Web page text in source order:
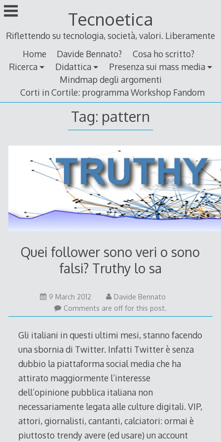
Skip
to
Tecnoetica
Riflettendo su tecnologia, società, valori. Liberamente
Home
Davide Bennato?
Cosa ho scritto?
Ricerca
Didattica
Presenza sui mass media
Mindmap degli argomenti
Corti in Cortile: programma Workshop Fandom
Tag: pattern
Quei follower sono veri o sono
falsi? Truthy lo sa
9 March 2012
March
2012
Davide Bennato
Comments are off for this post.
Gli italiani in questi ultimi mesi, stanno facendo
una sbornia di Twitter. Infatti Twitter è senza
dubbio la piattaforma social media che ha
attirato maggiormente l’interesse
dell’opinione pubblica italiana non
necessariamente legata alle culture digitali. VIP,
attori, giornalisti, cantanti, calciatori: ormai è
piuttosto trendy avere (ed usare) un account